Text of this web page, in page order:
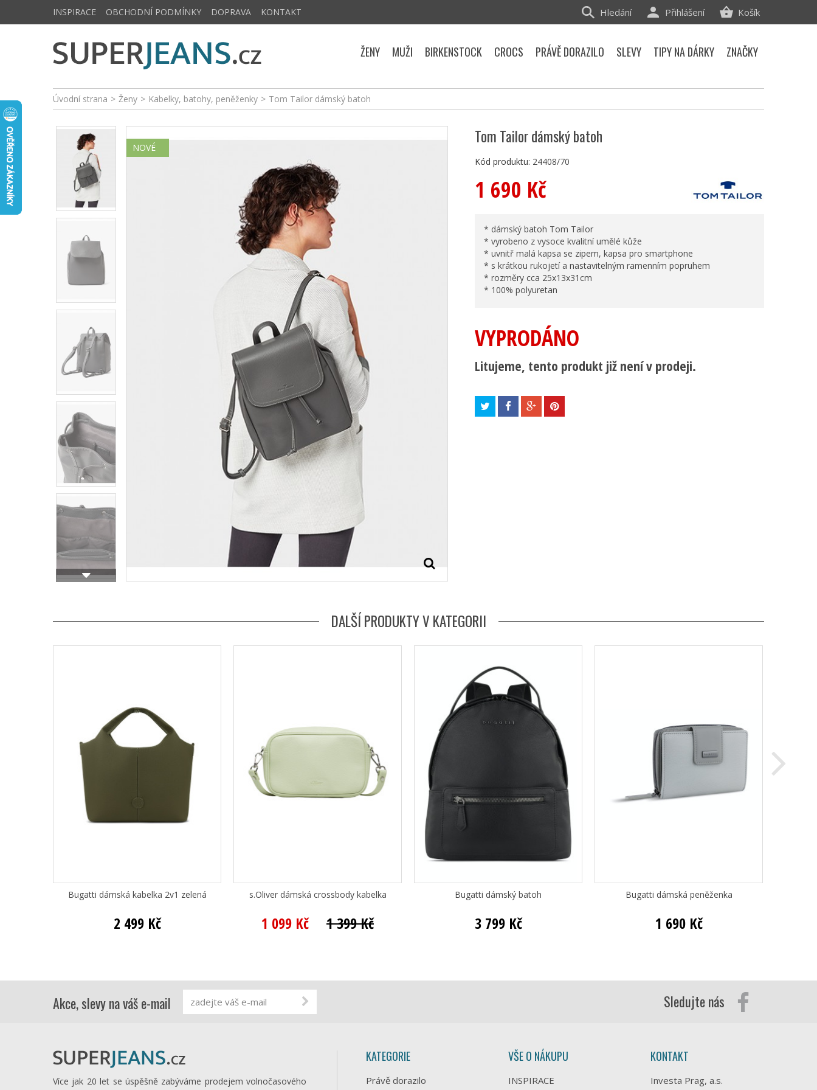
Úvodní strana > Ženy > Kabelky, batohy, peněženky > Tom Tailor dámský batoh
NOVÉ
Tom Tailor dámský batoh
Kód produktu: 24408/70
1 690 Kč
* dámský batoh Tom Tailor
* vyrobeno z vysoce kvalitní umělé kůže
* uvnitř malá kapsa se zipem, kapsa pro smartphone
* s krátkou rukojetí a nastavitelným ramenním popruhem
* rozměry cca 25x13x31cm
* 100% polyuretan
VYPRODÁNO
Litujeme, tento produkt již není v prodeji.
DALŠÍ PRODUKTY V KATEGORII
Bugatti dámská kabelka 2v1 zelená
2 499 Kč
s.Oliver dámská crossbody kabelka
1 099 Kč 1 399 Kč
Bugatti dámský batoh
3 799 Kč
Bugatti dámská peněženka
1 690 Kč
INSPIRACE OBCHODNÍ PODMÍNKY DOPRAVA KONTAKT Košík
Přihlášení
Hledání
ŽENY MUŽI BIRKENSTOCK CROCS PRÁVĚ DORAZILO SLEVY TIPY NA DÁRKY ZNAČKY
Akce, slevy na váš e-mail Sledujte nás
Více jak 20 let se úspěšně zabýváme prodejem volnočasového
KATEGORIE
Právě dorazilo
VŠE O NÁKUPU
INSPIRACE
KONTAKT
Investa Prag, a.s.